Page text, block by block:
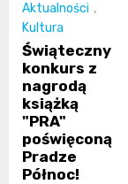
Aktualności ,
Kultura
Świąteczny
konkurs z
nagrodą
książką
"PRA"
poświęconą
Pradze
Północ!